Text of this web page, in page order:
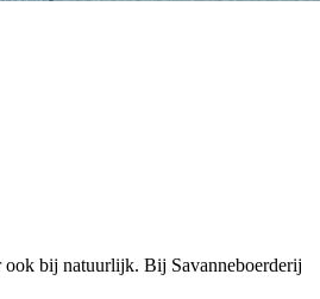
ook bij natuurlijk. Bij Savanneboerderij